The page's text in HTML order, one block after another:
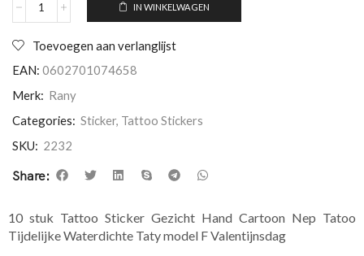
IN WINKELWAGEN
Toevoegen aan verlanglijst
EAN: 0602701074658
Merk: Rany
Categories: Sticker, Tattoo Stickers
SKU: 2232
Share:
10 stuk Tattoo Sticker Gezicht Hand Cartoon Nep Tatoo
Tijdelijke Waterdichte Taty model F Valentijnsdag